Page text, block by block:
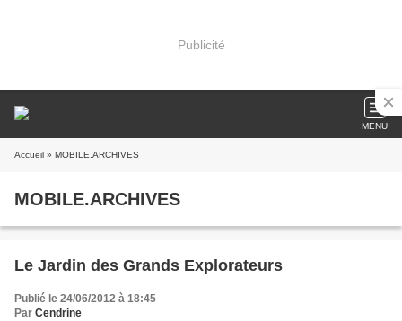
Publicité
MENU
Accueil » MOBILE.ARCHIVES
MOBILE.ARCHIVES
Le Jardin des Grands Explorateurs
Publié le 24/06/2012 à 18:45
Par Cendrine